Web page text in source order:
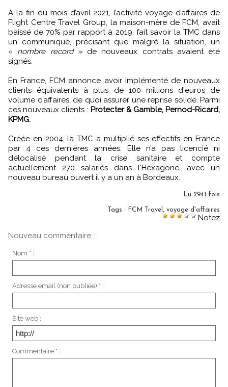
A la fin du mois d’avril 2021, l’activité voyage d’affaires de
Flight Centre Travel Group, la maison-mère de FCM, avait
baissé de 70% par rapport à 2019, fait savoir la TMC dans
un communiqué, précisant que malgré la situation, un
« nombre record »de nouveaux contrats avaient été
signés.
En France, FCM annonce avoir implémenté de nouveaux
clients équivalents à plus de 100 millions d'euros de
volume d’affaires, de quoi assurer une reprise solide. Parmi
ces nouveaux clients : Protecter & Gamble, Pernod-Ricard,
KPMG.
Créée en 2004, la TMC a multiplié ses effectifs en France
par 4 ces dernières années. Elle n’a pas licencié ni
délocalisé pendant la crise sanitaire et compte
actuellement 270 salariés dans l'Hexagone, avec un
nouveau bureau ouvert il y a un an à Bordeaux.
Lu 2941 fois
Tags : FCM Travel voyage d'affaires
Notez
Nouveau commentaire :
Nom * :
Adresse email (non publiée) * :
Site web :
Commentaire * :